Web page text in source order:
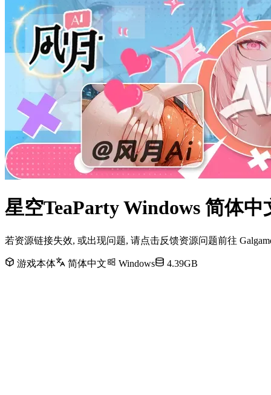
星空TeaParty Windows 简体
若资源链接失效, 或出现问题, 请点击反馈资源问题前往
游戏本体 简体中文 Windows 4.39GB